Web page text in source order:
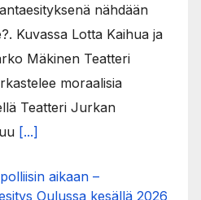
nähdään
Kuvassa Lotta Kaihua ja
Mäkinen Teatteri
moraalisia
Teatteri Jurkan
[...]
aikaan –
Oulussa kesällä 2026